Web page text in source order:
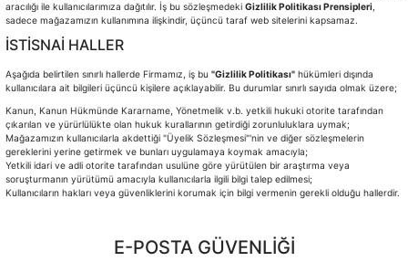
aracılığı ile kullanıcılarımıza dağıtılır. İş bu sözleşmedeki Gizlilik Politikası Prensipleri
sadece mağazamızın kullanımına ilişkindir, üçüncü taraf web sitelerini kapsamaz.
İSTİSNAİ HALLER
Aşağıda belirtilen sınırlı hallerde Firmamız, iş bu "Gizlilik Politikası" hükümleri dışında
kullanıcılara ait bilgileri üçüncü kişilere açıklayabilir. Bu durumlar sınırlı sayıda olmak üzere;
Kanun, Kanun Hükmünde Kararname, Yönetmelik v.b. yetkili hukuki otorite tarafından
çıkarılan ve yürürlülükte olan hukuk kurallarının getirdiği zorunluluklara uymak;
Mağazamızın kullanıcılarla akdettiği "Üyelik Sözleşmesi"'nin ve diğer sözleşmelerin
gereklerini yerine getirmek ve bunları uygulamaya koymak amacıyla;
Yetkili idari ve adli otorite tarafından usulüne göre yürütülen bir araştırma veya
soruşturmanın yürütümü amacıyla kullanıcılarla ilgili bilgi talep edilmesi;
Kullanıcıların hakları veya güvenliklerini korumak için bilgi vermenin gerekli olduğu hallerdir.
E-POSTA GÜVENLİĞİ